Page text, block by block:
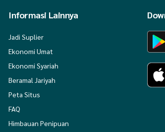
Informasi Lainnya
Jadi Suplier
Ekonomi Umat
Ekonomi Syariah
Beramal Jariyah
Peta Situs
FAQ
Himbauan Penipuan